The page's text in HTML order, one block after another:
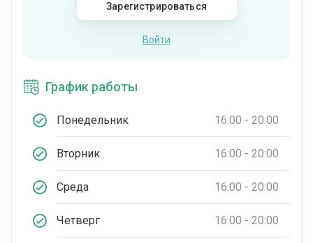
Зарегистрироваться
Войти
График работы
Понедельник 16:00 - 20:00
Вторник 16:00 - 20:00
Среда 16:00 - 20:00
Четверг 16:00 - 20:00